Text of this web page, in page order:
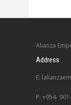
Alianza
Address
E:
P: +954-